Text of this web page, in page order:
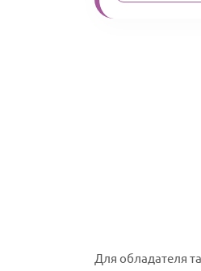
Для обладателя